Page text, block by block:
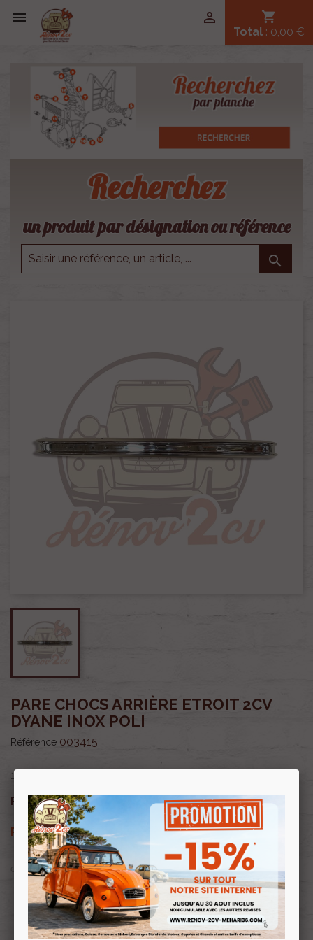
 shopping_cart
Total : 0,00 €

Recherchez
un produit par désignation ou référence

PARE CHOCS ARRIÈRE ETROIT 2CV
DYANE INOX POLI
Référence 003415
170,00 €
Prix public :144,50 €TTC
Prix clubRenov 2cv:144,50 €TTC
OU PAYER EN
Profitez de prix remisés
avec la Carte clubRenov 2cv